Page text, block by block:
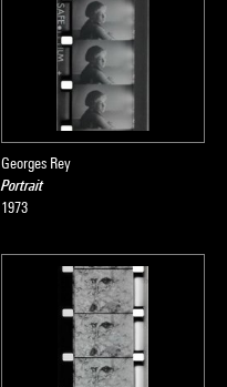
Georges Rey
Portrait
1973